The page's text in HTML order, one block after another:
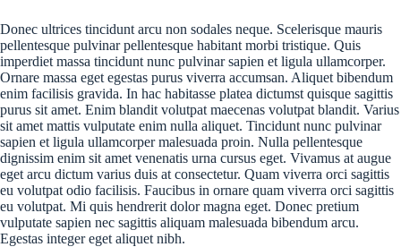
Donec ultrices tincidunt arcu non sodales neque. Scelerisque mauris
pellentesque pulvinar pellentesque habitant morbi tristique. Quis
imperdiet massa tincidunt nunc pulvinar sapien et ligula ullamcorper.
Ornare massa eget egestas purus viverra accumsan. Aliquet bibendum
enim facilisis gravida. In hac habitasse platea dictumst quisque sagittis
purus sit amet. Enim blandit volutpat maecenas volutpat blandit. Varius
sit amet mattis vulputate enim nulla aliquet. Tincidunt nunc pulvinar
sapien et ligula ullamcorper malesuada proin. Nulla pellentesque
dignissim enim sit amet venenatis urna cursus eget. Vivamus at augue
eget arcu dictum varius duis at consectetur. Quam viverra orci sagittis
eu volutpat odio facilisis. Faucibus in ornare quam viverra orci sagittis
eu volutpat. Mi quis hendrerit dolor magna eget. Donec pretium
vulputate sapien nec sagittis aliquam malesuada bibendum arcu.
Egestas integer eget aliquet nibh.